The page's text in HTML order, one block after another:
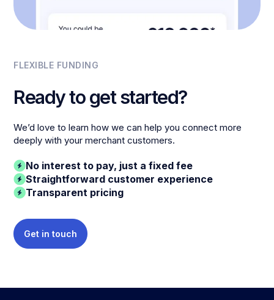
FLEXIBLE FUNDING
Ready to get started?
We’d love to learn how we can help you connect more
deeply with your merchant customers.
No interest to pay, just a fixed fee
Straightforward customer experience
Transparent pricing
Get in touch